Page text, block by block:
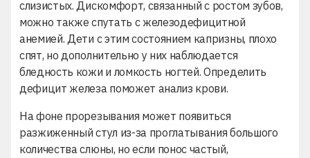
слизистых. Дискомфорт, связанный с ростом зубов,
можно также спутать с железодефицитной
анемией. Дети с этим состоянием капризны, плохо
спят, но дополнительно у них наблюдается
бледность кожи и ломкость ногтей. Определить
дефицит железа поможет анализ крови.
На фоне прорезывания может появиться
разжиженный стул из-за проглатывания большого
количества слюны, но если понос частый,